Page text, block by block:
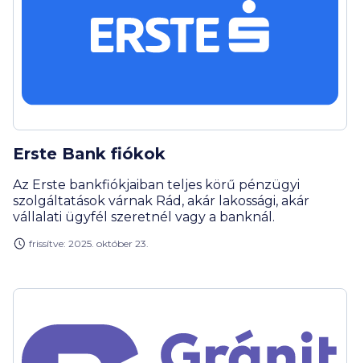
Erste Bank fiókok
Az Erste bankfiókjaiban teljes körű pénzügyi
szolgáltatások várnak Rád, akár lakossági, akár
vállalati ügyfél szeretnél vagy a banknál.
frissítve: 2025. október 23.